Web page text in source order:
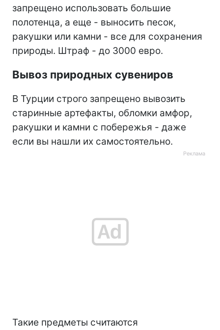
запрещено использовать большие
полотенца, а еще - выносить песок,
ракушки или камни - все для сохранения
природы. Штраф - до 3000 евро.
Вывоз природных сувениров
В Турции строго запрещено вывозить
старинные артефакты, обломки амфор,
ракушки и камни с побережья - даже
если вы нашли их самостоятельно.
Такие предметы считаются